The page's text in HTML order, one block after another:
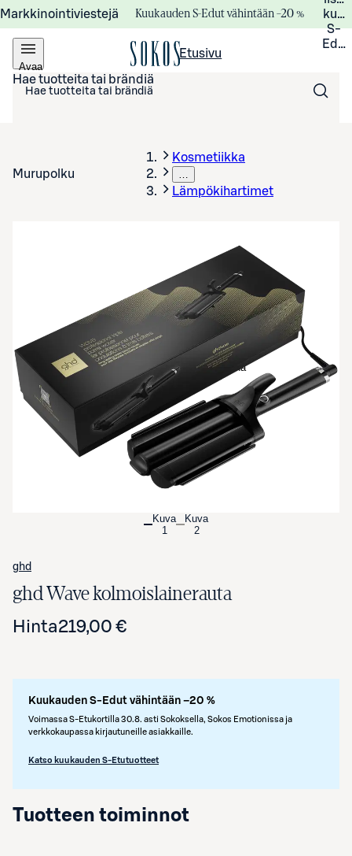
Markkinointiviestejä Kuukauden S-Edut vähintään –20 %
S-
Avaa
valikko
Etusivu
Hae tuotteita tai brändiä
Murupolku
Kosmetiikka
…
Lämpökihartimet
Avaa tuotekuva suurennettuna
Kuva
1
Kuva
2
ghd
ghd Wave kolmoislainerauta
Hinta219,00 €
Kuukauden S-Edut vähintään –20 %
Voimassa S-Etukortilla 30.8. asti Sokoksella, Sokos Emotionissa ja
verkkokaupassa kirjautuneille asiakkaille.
Katso kuukauden S-Etutuotteet
Tuotteen toiminnot